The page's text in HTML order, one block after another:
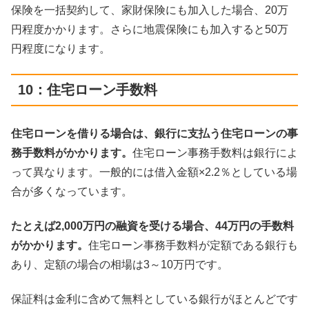
保険を一括契約して、家財保険にも加入した場合、20万
円程度かかります。さらに地震保険にも加入すると50万
円程度になります。
10：住宅ローン手数料
住宅ローンを借りる場合は、銀行に支払う住宅ローンの事
務手数料がかかります。 住宅ローン事務手数料は銀行によ
って異なります。一般的には借入金額×2.2％としている場
合が多くなっています。
たとえば2,000万円の融資を受ける場合、44万円の手数料
がかかります。 住宅ローン事務手数料が定額である銀行も
あり、定額の場合の相場は3～10万円です。
保証料は金利に含めて無料としている銀行がほとんどです